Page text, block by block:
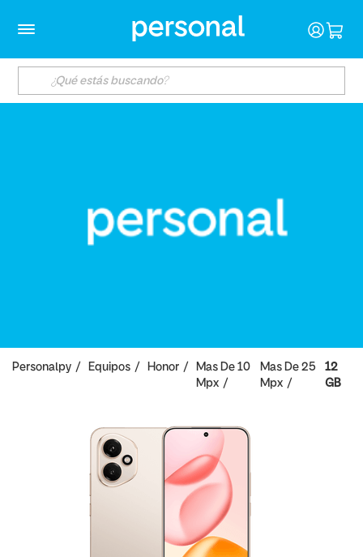
Personalpy Equipos Honor
Mas De 10
Mpx
Mas De 25
Mpx
12
GB